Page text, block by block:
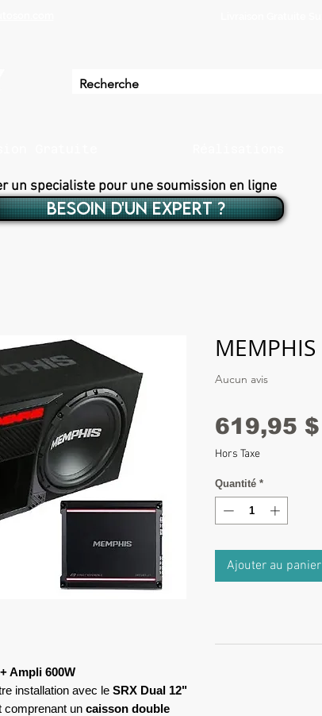
un specialiste pour une soumission en ligne
BESOIN D'UN EXPERT ?
Ampli 600W
installation avec le SRX Dual 12"
comprenant un caisson double
MEMPHIS
Aucun avis
619,95 $
Hors Taxe
Quantité *
Ajouter au panier